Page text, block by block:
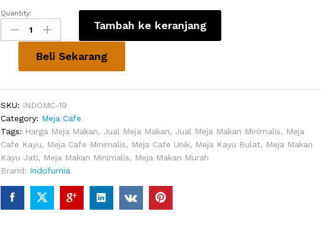
Meja
Panjang
Cafe
Quantity:
Tambah ke keranjang
Beli Sekarang
SKU: INDOMC-19
Category: Meja Cafe
Tags: Harga Meja Makan, Jual Meja Makan, Jual Meja Makan Minimalis, Meja
Cafe Kayu, Meja Cafe Minimalis, Meja Cafe Unik, Meja Kayu Bulat, Meja Makan
Kayu Jati, Meja Makan Minimalis, Meja Makan Murah
Brand: Indofurnia